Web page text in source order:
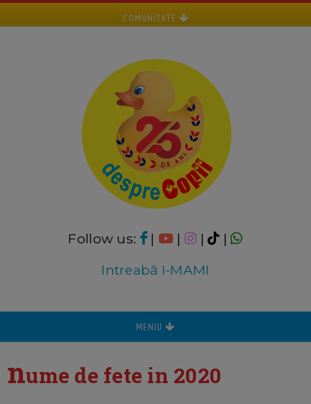
COMUNITATE
Follow us: | | |
|
Intreabă I-MAMI
MENIU
nume de fete in 2020